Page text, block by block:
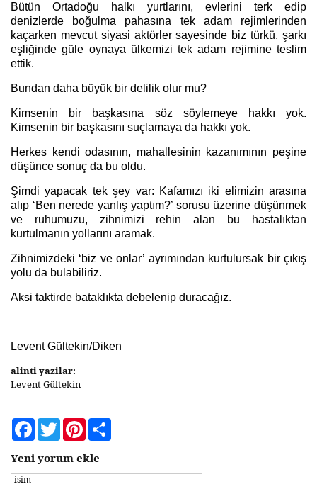
Bütün Ortadoğu halkı yurtlarını, evlerini terk edip
denizlerde boğulma pahasına tek adam rejimlerinden
kaçarken mevcut siyasi aktörler sayesinde biz türkü, şarkı
eşliğinde güle oynaya ülkemizi tek adam rejimine teslim
ettik.
Bundan daha büyük bir delilik olur mu?
Kimsenin bir başkasına söz söylemeye hakkı yok.
Kimsenin bir başkasını suçlamaya da hakkı yok.
Herkes kendi odasının, mahallesinin kazanımının peşine
düşünce sonuç da bu oldu.
Şimdi yapacak tek şey var: Kafamızı iki elimizin arasına
alıp ‘Ben nerede yanlış yaptım?’ sorusu üzerine düşünmek
ve ruhumuzu, zihnimizi rehin alan bu hastalıktan
kurtulmanın yollarını aramak.
Zihnimizdeki ‘biz ve onlar’ ayrımından kurtulursak bir çıkış
yolu da bulabiliriz.
Aksi taktirde bataklıkta debelenip duracağız.
Levent Gültekin/Diken
alinti yazilar:
Levent Gültekin
FacebookTwitterPinterest
Yeni yorum ekle
isim